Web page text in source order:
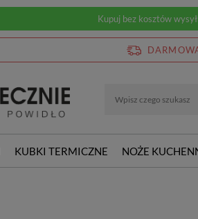
Kupuj bez kosztów
KUBKI TERMICZNE NOŻE